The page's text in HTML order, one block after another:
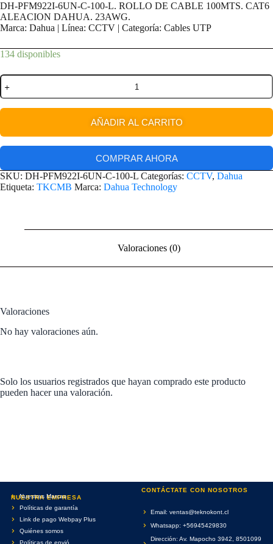
DH-PFM922I-6UN-C-100-L. ROLLO DE CABLE 100MTS. CAT6
ALEACION DAHUA. 23AWG.
Marca: Dahua | Línea: CCTV | Categoría: Cables UTP
134 disponibles
AÑADIR AL CARRITO
COMPRAR AHORA
SKU: DH-PFM922I-6UN-C-100-L Categorías: CCTV, Dahua
Etiqueta: TKCMB Marca: Dahua Technology
Valoraciones (0)
Valoraciones
No hay valoraciones aún.
Solo los usuarios registrados que hayan comprado este producto
pueden hacer una valoración.
NUESTRA EMPRESA
Nuestras Marcas
Políticas de garantía
Link de pago Webpay Plus
Quiénes somos
Políticas de envió
CONTÁCTATE CON NOSOTROS
Email: ventas@teknokont.cl
Whatsapp: +56945429830
Dirección: Av. Mapocho 3942, 8501099